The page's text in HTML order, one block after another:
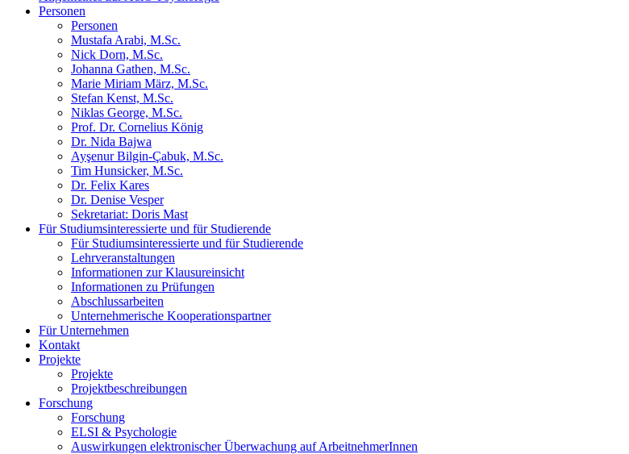
Personen
Personen
Mustafa Arabi, M.Sc.
Nick Dorn, M.Sc.
Johanna Gathen, M.Sc.
Marie Miriam März, M.Sc.
Stefan Kenst, M.Sc.
Niklas George, M.Sc.
Prof. Dr. Cornelius König
Dr. Nida Bajwa
Ayşenur Bilgin-Çabuk, M.Sc.
Tim Hunsicker, M.Sc.
Dr. Felix Kares
Dr. Denise Vesper
Sekretariat: Doris Mast
Für Studiumsinteressierte und für Studierende
Für Studiumsinteressierte und für Studierende
Lehrveranstaltungen
Informationen zur Klausureinsicht
Informationen zu Prüfungen
Abschlussarbeiten
Unternehmerische Kooperationspartner
Für Unternehmen
Kontakt
Projekte
Projekte
Projektbeschreibungen
Forschung
Forschung
ELSI & Psychologie
Auswirkungen elektronischer Überwachung auf ArbeitnehmerInnen